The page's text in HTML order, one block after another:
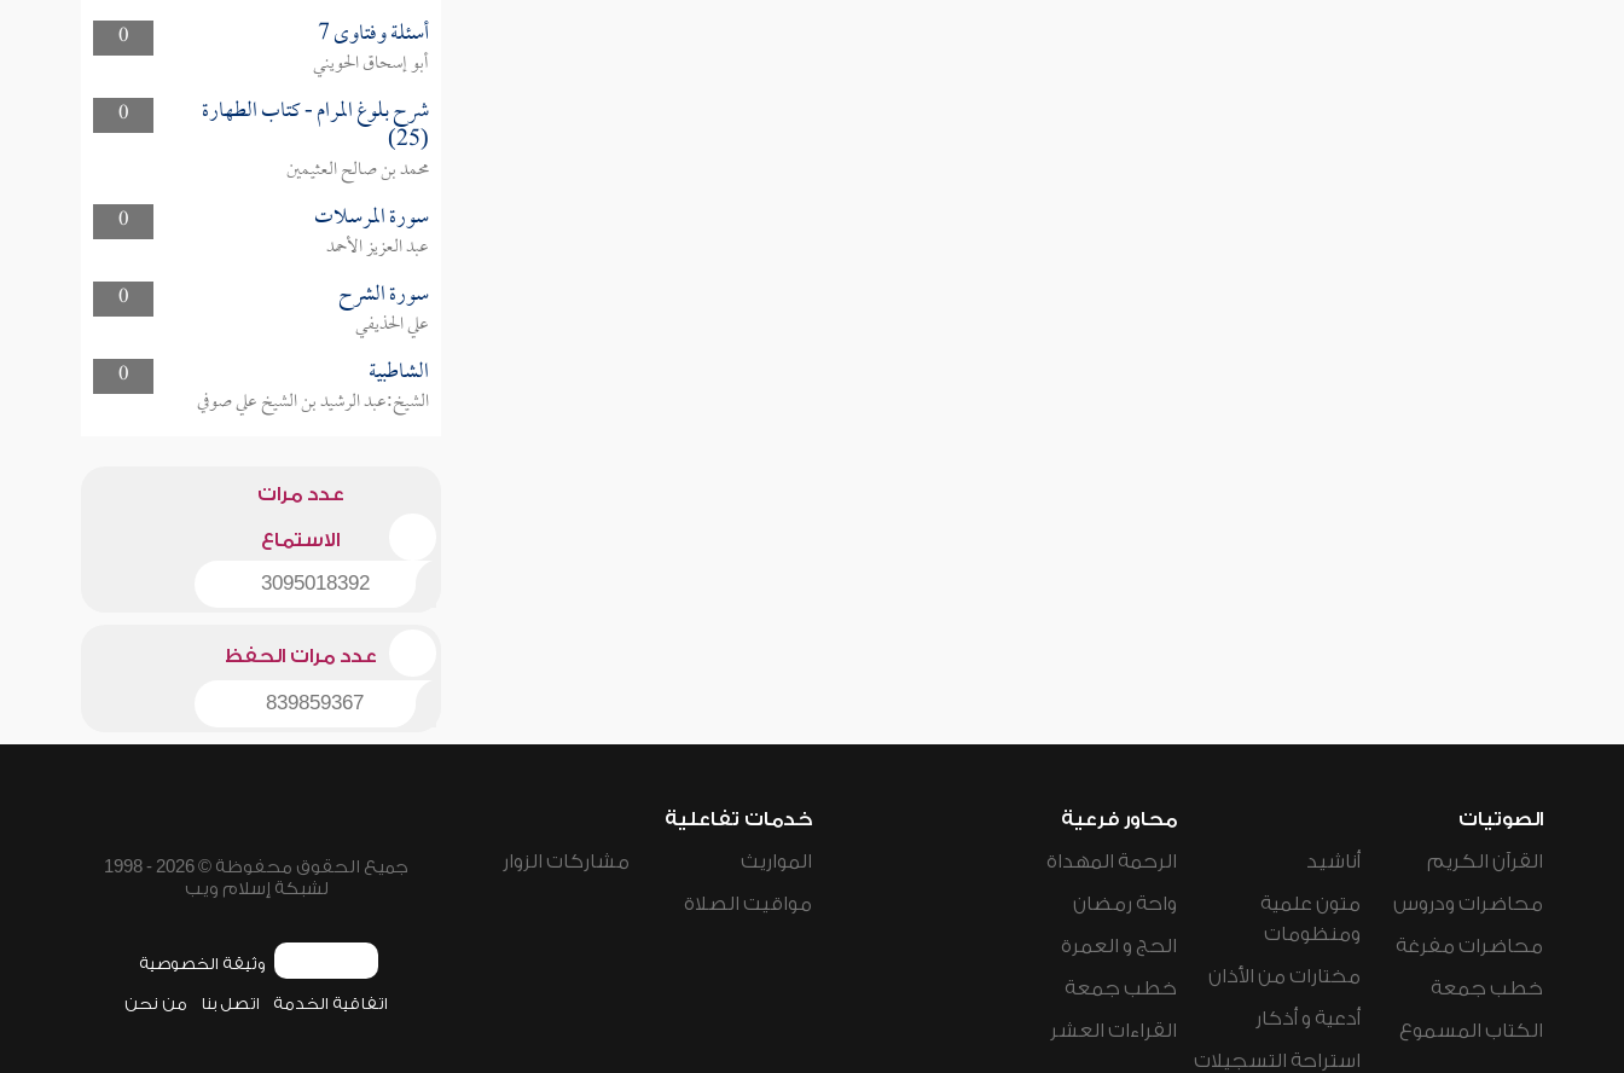
0 أسئلة وفتاوى 7
أبو إسحاق الحويني
0
شرح بلوغ المرام - كتاب الطهارة
(25)
محمد بن صالح العثيمين
0
سورة المرسلات
عبد العزيز الأحمد
0
سورة الشرح
علي الحذيفي
0
الشاطبية
الشيخ:عبد الرشيد بن الشيخ علي صوفي
عدد مرات
الاستماع
3095018392
عدد مرات الحفظ
839859367
الصوتيات
القرآن الكريم
محاضرات ودروس
محاضرات مفرغة
خطب جمعة
الكتاب المسموع
أناشيد
متون علمية
ومنظومات
مختارات من الأذان
أدعية و أذكار
استراحة التسجيلات
محاور فرعية
الرحمة المهداة
واحة رمضان
الحج و العمرة
خطب جمعة
القراءات العشر
خدمات تفاعلية
المواريث
مواقيت الصلاة
مشاركات الزوار
جميع الحقوق محفوظة © 2026 - 1998
لشبكة إسلام ويب
وثيقة الخصوصية
اتفاقية الخدمة اتصل بنا من نحن